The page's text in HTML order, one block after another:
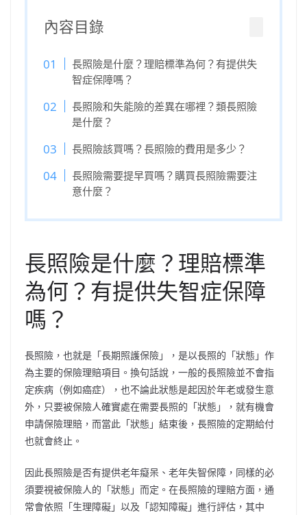
內容目錄
長照險是什麼？理賠標準為何？有提供失
智症保障嗎？
長照險和失能險的差異在哪裡？類長照險
是什麼？
長照險該買嗎？長照險的費用是多少？
長照險需要提早買嗎？購買長照險需要注
意什麼？
長照險是什麼？理賠標準
為何？有提供失智症保障
嗎？
長照險，也就是「長期照護保險」，是以長照的「狀態」作
為主要的保險理賠項目。換句話說，一般的長照險並不會指
定疾病（例如癌症），也不論此狀態是起因於年老或發生意
外，只要被保險人確實處在需要長照的「狀態」，就有機會
申請保險理賠，而當此「狀態」結束後，長照險的定期給付
也就會終止。
因此長照險是否有提供老年癡呆、老年失智保障，同樣的必
須要視被保險人的「狀態」而定。在長照險的理賠方面，通
常會依照「生理障礙」以及「認知障礙」進行評估，其中